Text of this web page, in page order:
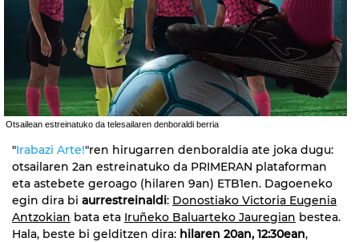
Otsailean estreinatuko da telesailaren denboraldi berria
"Irabazi Arte!"ren hirugarren denboraldia ate joka dugu:
otsailaren 2an estreinatuko da PRIMERAN plataforman
eta astebete geroago (hilaren 9an) ETB1en. Dagoeneko
egin dira bi aurrestreinaldi: Donostiako Victoria Eugenia
Antzokian bata eta Iruñeko Baluarteko Jauregian bestea.
Hala, beste bi gelditzen dira: hilaren 20an, 12:30ean,